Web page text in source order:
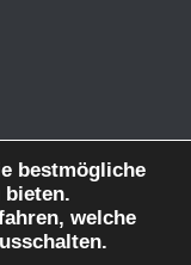
bestmögliche
welche